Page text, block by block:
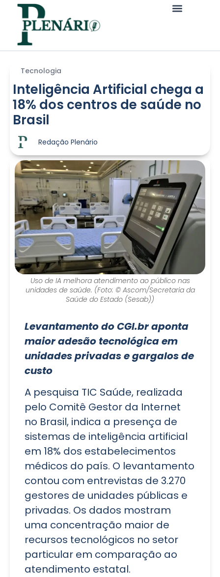
Tecnologia
Inteligência Artificial chega a
18% dos centros de saúde no
Brasil
Redação Plenário
Uso de IA melhora atendimento ao público nas
unidades de saúde. (Foto: © Ascom/Secretaria da
Saúde do Estado (Sesab))
Levantamento do CGI.br aponta
maior adesão tecnológica em
unidades privadas e gargalos de
custo
A pesquisa TIC Saúde, realizada
pelo Comitê Gestor da Internet
no Brasil, indica a presença de
sistemas de inteligência artificial
em 18% dos estabelecimentos
médicos do país. O levantamento
contou com entrevistas de 3.270
gestores de unidades públicas e
privadas. Os dados mostram
uma concentração maior de
recursos tecnológicos no setor
particular em comparação ao
atendimento estatal.